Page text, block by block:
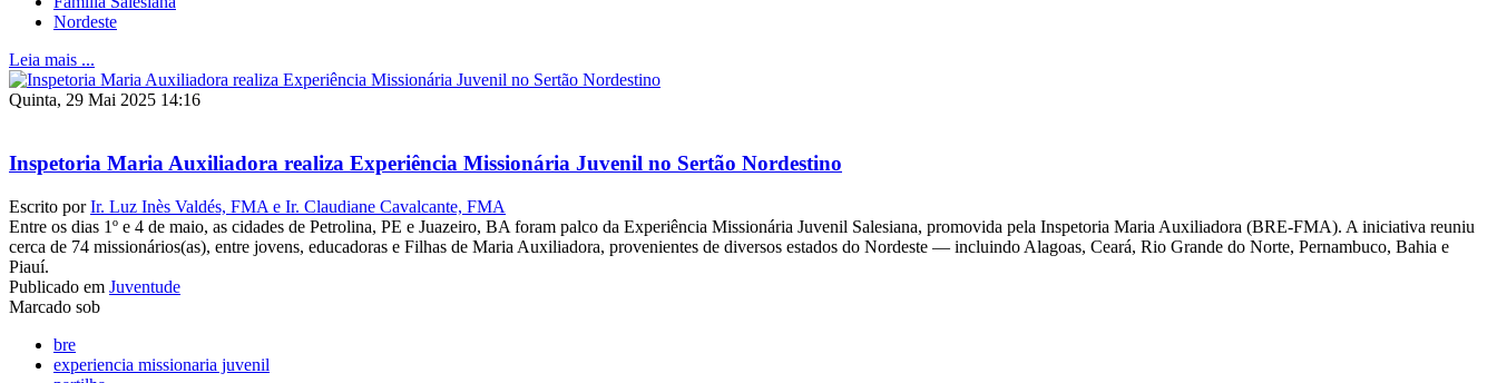
Nordeste
Leia mais ...
Quinta, 29 Mai 2025 14:16
Inspetoria Maria Auxiliadora realiza Experiência Missionária Juvenil no Sertão Nordestino
Escrito porIr. Luz Inès Valdés, FMA e Ir. Claudiane Cavalcante, FMA
Entre os dias 1º e 4 de maio, as cidades de Petrolina, PE e Juazeiro, BA foram palco da Experiência Missionária Juvenil Salesiana, promovida pela Inspetoria Maria Auxiliadora (BRE-FMA). A iniciativa reuniu
cerca de 74 missionários(as), entre jovens, educadoras e Filhas de Maria Auxiliadora, provenientes de diversos estados do Nordeste — incluindo Alagoas, Ceará, Rio Grande do Norte, Pernambuco, Bahia e
Piauí.
Publicado em Juventude
Marcado sob
bre
experiencia missionaria juvenil